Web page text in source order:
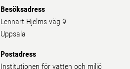
Besöksadress
Lennart Hjelms väg 9
Uppsala
Postadress
Institutionen för vatten och miljö